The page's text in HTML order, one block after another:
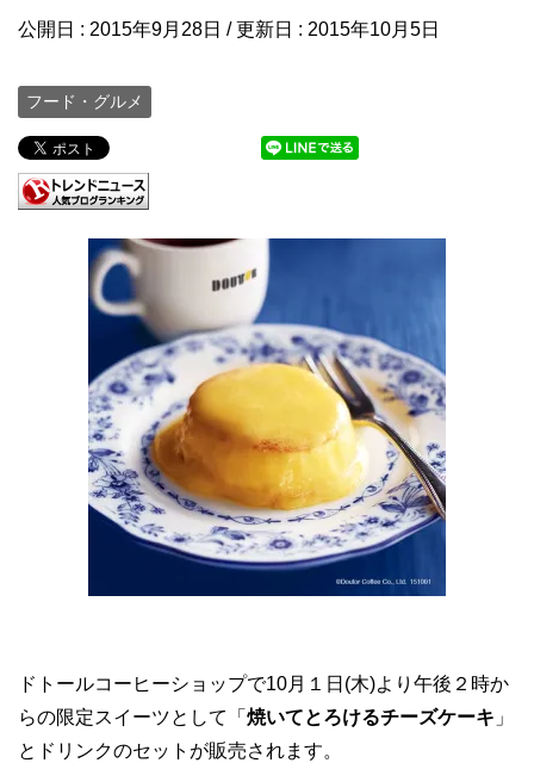
公開日 : 2015年9月28日 / 更新日 : 2015年10月5日
フード・グルメ
ドトールコーヒーショップで10月１日(木)より午後２時か
らの限定スイーツとして「 焼いてとろけるチーズケーキ 」
とドリンクのセットが販売されます。